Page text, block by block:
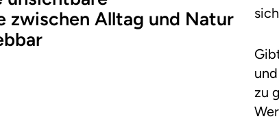
zwischen Alltag und Natur
zu